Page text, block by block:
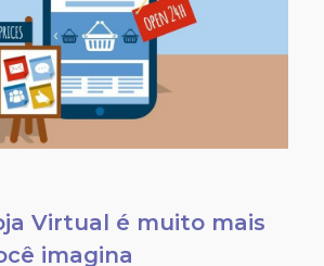
Virtual é muito mais
imagina